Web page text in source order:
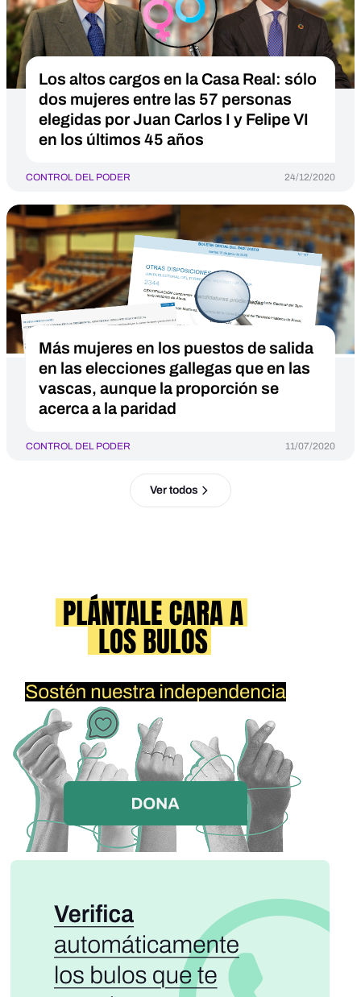
Los altos cargos en la Casa Real: sólo
dos mujeres entre las 57 personas
elegidas por Juan Carlos I y Felipe VI
en los últimos 45 años
CONTROL DEL PODER 24/12/2020
Más mujeres en los puestos de salida
en las elecciones gallegas que en las
vascas, aunque la proporción se
acerca a la paridad
CONTROL DEL PODER 11/07/2020
Ver todos